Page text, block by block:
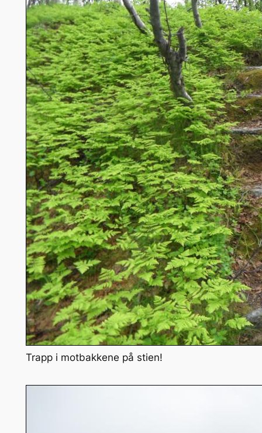
Trapp i motbakkene på stien!